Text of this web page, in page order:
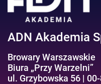
ADN Akademia
Browary Warszawskie
Biura „Przy Warzelni”
ul. Grzybowska 56 |